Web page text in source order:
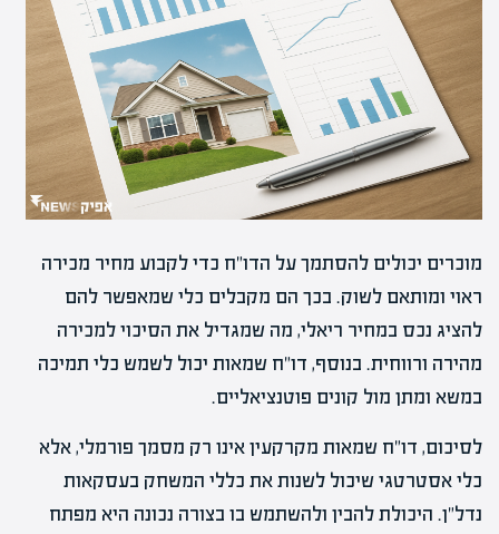
מוכרים יכולים להסתמך על הדו"ח כדי לקבוע מחיר מכירה
ראוי ומותאם לשוק. בכך הם מקבלים כלי שמאפשר להם
להציג נכס במחיר ריאלי, מה שמגדיל את הסיכוי למכירה
מהירה ורווחית. בנוסף, דו"ח שמאות יכול לשמש כלי תמיכה
במשא ומתן מול קונים פוטנציאליים.
לסיכום, דו"ח שמאות מקרקעין אינו רק מסמך פורמלי, אלא
כלי אסטרטגי שיכול לשנות את כללי המשחק בעסקאות
נדל"ן. היכולת להבין ולהשתמש בו בצורה נכונה היא מפתח